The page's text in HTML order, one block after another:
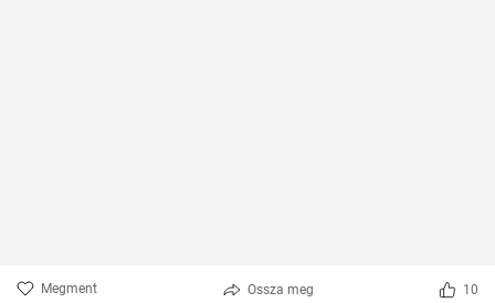
Megment Ossza meg 10